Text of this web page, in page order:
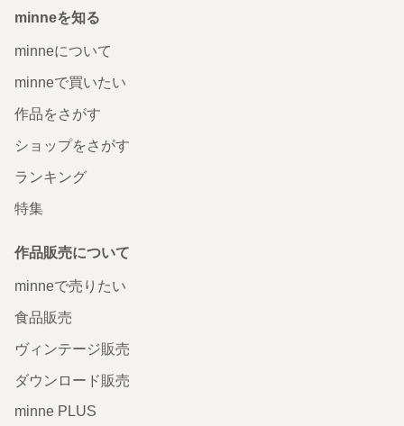
minneを知る
minneについて
minneで買いたい
作品をさがす
ショップをさがす
ランキング
特集
作品販売について
minneで売りたい
食品販売
ヴィンテージ販売
ダウンロード販売
minne PLUS